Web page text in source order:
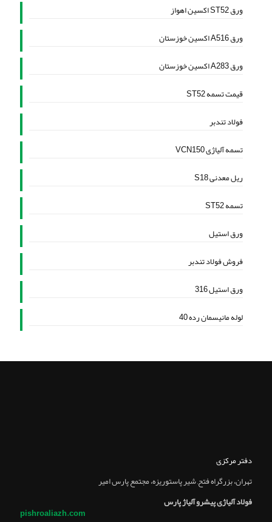
ورق ST52 اکسین اهواز
ورق A516 اکسین خوزستان
ورق A283 اکسین خوزستان
قیمت تسمه ST52
فولاد تندبر
تسمه آلیاژی VCN150
ریل معدنی S18
تسمه ST52
ورق استیل
فروش فولاد تندبر
ورق استیل 316
لوله مانیسمان رده 40
دفتر مرکزی
تهران، بزرگراه فتح, شير پاستوريزه، مجتمع پارس امير
فولاد آلیاژی پیشرو آلیاژ پارس
pishroaliazh.com